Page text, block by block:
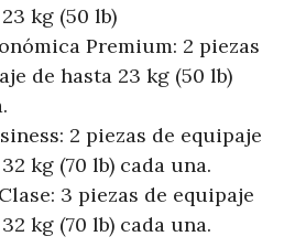
kg (50 lb)
Premium: 2 piezas
de hasta 23 kg (50 lb)
2 piezas de equipaje
kg (70 lb) cada una.
3 piezas de equipaje
kg (70 lb) cada una.